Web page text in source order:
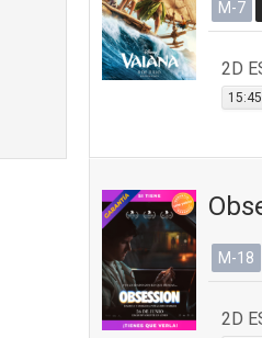
M-7
2D
15:45
M-18
2D